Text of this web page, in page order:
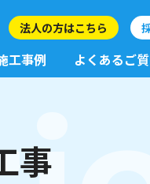
法人の方はこちら
工事例 よくあるご
事